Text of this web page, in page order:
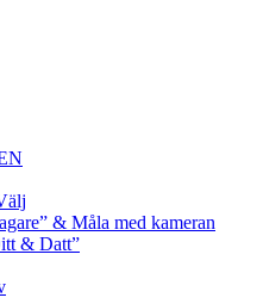
& Måla med kameran
& Datt”